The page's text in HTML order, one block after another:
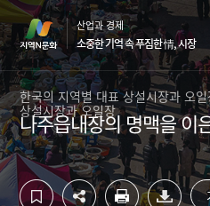
컨
텐
츠
영
역
바
로
가
기
하
단
영
역
바
로
가
기
산업과 경제
소중한 기억 속 푸짐한 情, 시장
한국의 지역별 대표 상설시장과 오
상설시장과 오일장
나주읍내장의 명맥을 이